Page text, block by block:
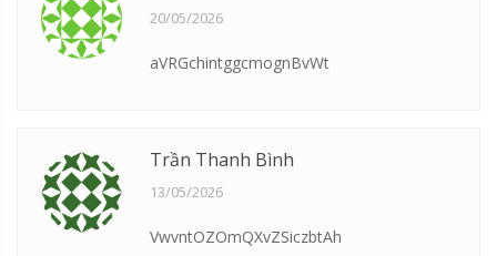
20/05/2026
aVRGchintggcmognBvWt
Trần Thanh Bình
13/05/2026
VwvntOZOmQXvZSiczbtAh